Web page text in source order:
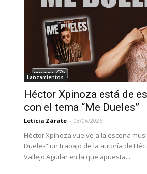
Lanzamientos
Héctor Xpinoza está de
con el tema “Me Dueles”
Leticia Zárate - 08/06/2026
Héctor Xpinoza vuelve a la escena
Dueles” un trabajo de la autoría de
Vallejo Aguilar en la que apuesta...